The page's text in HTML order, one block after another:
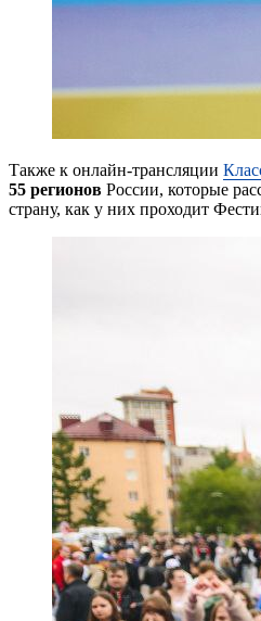
Также к онлайн-трансляции
55 регионов России, которые
страну, как у них проходит